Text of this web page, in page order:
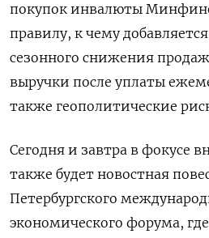
покупок инвалюты
правилу, к чему
сезонного снижения
выручки после уплаты
также геополитические
Сегодня и завтра в фокусе
также ‌будет новостная
Петербургского
экономического форума,